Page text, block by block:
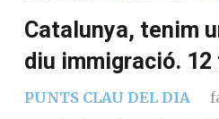
Catalunya, tenim
diu immigració.
PUNTS CLAU DEL DIA